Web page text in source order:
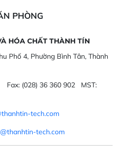
PHÒNG
HÓA CHẤT THÀNH TÍN
Phố 4, Phường Bình Tân, Thành
Fax: (028) 36 360 902 MST:
tech.com
tech.com